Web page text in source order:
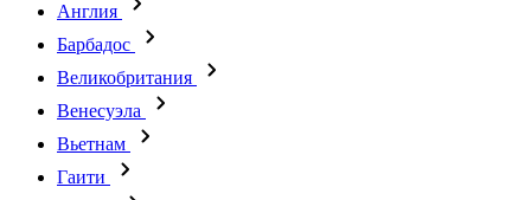
Англия
Барбадос
Великобритания
Венесуэла
Вьетнам
Гаити